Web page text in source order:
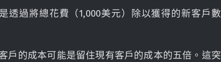
透過將總花費（1,000美元）除以獲得的新客戶數
戶的成本可能是留住現有客戶的成本的五倍。這突